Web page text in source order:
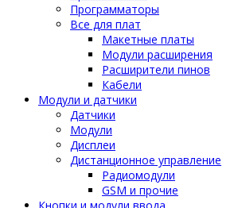
Программаторы
Все для плат
Макетные платы
Модули расширения
Расширители пинов
Кабели
Модули и датчики
Датчики
Модули
Дисплеи
Дистанционное управление
Радиомодули
GSM и прочие